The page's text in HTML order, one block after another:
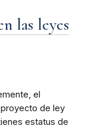
las leyes
el
de ley
estatus de